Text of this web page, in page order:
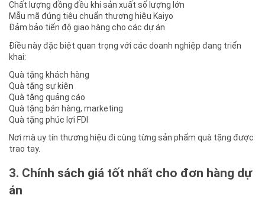
Chất lượng đồng đều khi sản xuất số lượng lớn
Mẫu mã đúng tiêu chuẩn thương hiệu Kaiyo
Đảm bảo tiến độ giao hàng cho các dự án
Điều này đặc biệt quan trọng với các doanh nghiệp đang triển
khai:
Quà tặng khách hàng
Quà tặng sự kiện
Quà tặng quảng cáo
Quà tặng bán hàng, marketing
Quà tặng phúc lợi FDI
Nơi mà uy tín thương hiệu đi cùng từng sản phẩm quà tặng được
trao tay.
3. Chính sách giá tốt nhất cho đơn hàng dự
án